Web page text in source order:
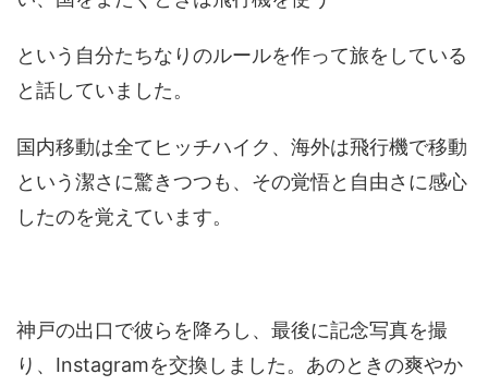
という自分たちなりのルールを作って旅をしている
と話していました。
国内移動は全てヒッチハイク、海外は飛行機で移動
という潔さに驚きつつも、その覚悟と自由さに感心
したのを覚えています。
神戸の出口で彼らを降ろし、最後に記念写真を撮
り、Instagramを交換しました。あのときの爽やか